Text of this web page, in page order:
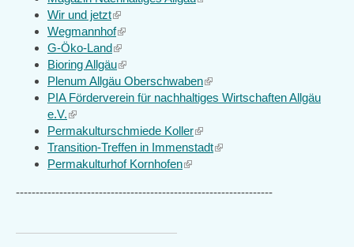
Wir und jetzt(link
is
external)
Wegmannhof(link
is
external)
G-Öko-Land(link
is
external)
Bioring Allgäu(link
is
external)
Plenum Allgäu Oberschwaben(link
is
PIA Förderverein für nachhaltiges Wirtschaften Allgäu
e.V.(link
is
external)
Permakulturschmiede Koller(link
is
Transition-Treffen in Immenstadt(link
Permakulturhof Kornhofen(link
external)
-----------------------------------------------------------------